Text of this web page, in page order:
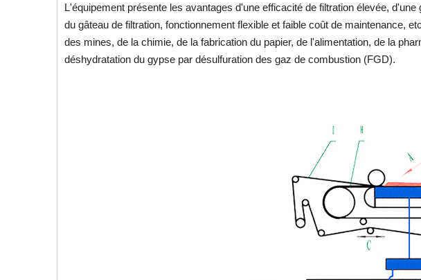
L'équipement présente les avantages d'une efficacité de filtration élevée,
du gâteau de filtration, fonctionnement flexible et faible coût de maintenance,
des mines, de la chimie, de la fabrication du papier, de l'alimentation, de la
déshydratation du gypse par désulfuration des gaz de combustion (FGD).